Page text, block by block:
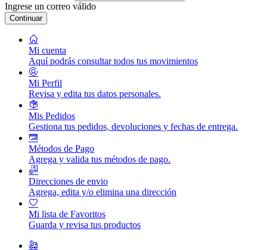
Ingrese un correo válido
Continuar
Mi cuenta
Aquí podrás consultar todos tus movimientos
Mi Perfil
Revisa y edita tus datos personales.
Mis Pedidos
Gestiona tus pedidos, devoluciones y fechas de entrega.
Métodos de Pago
Agrega y valida tus métodos de pago.
Direcciones de envio
Agrega, edita y/o elimina una dirección
Mi lista de Favoritos
Guarda y revisa tus productos